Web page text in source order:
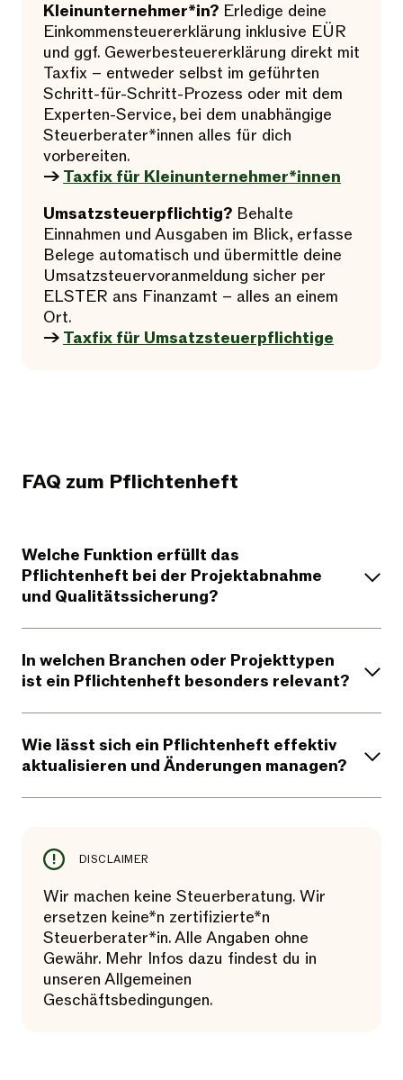
Kleinunternehmer*in? Erledige deine
Einkommensteuererklärung inklusive EÜR
und ggf. Gewerbesteuererklärung direkt mit
Taxfix – entweder selbst im geführten
Schritt-für-Schritt-Prozess oder mit dem
Experten-Service, bei dem unabhängige
Steuerberater*innen alles für dich
vorbereiten.
→ Taxfix für Kleinunternehmer*innen
Umsatzsteuerpflichtig? Behalte
Einnahmen und Ausgaben im Blick, erfasse
Belege automatisch und übermittle deine
Umsatzsteuervoranmeldung sicher per
ELSTER ans Finanzamt – alles an einem
Ort.
→ Taxfix für Umsatzsteuerpflichtige
FAQ zum Pflichtenheft
Welche Funktion erfüllt das
Pflichtenheft bei der Projektabnahme
und Qualitätssicherung?
In welchen Branchen oder Projekttypen
ist ein Pflichtenheft besonders relevant?
Wie lässt sich ein Pflichtenheft effektiv
aktualisieren und Änderungen managen?
DISCLAIMER
Wir machen keine Steuerberatung. Wir
ersetzen keine*n zertifizierte*n
Steuerberater*in. Alle Angaben ohne
Gewähr. Mehr Infos dazu findest du in
unseren Allgemeinen
Geschäftsbedingungen.